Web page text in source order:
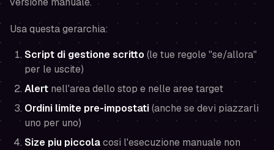
Usa questa gerarchia:
Script di gestione scritto(le tue regole "se/allora"
per le uscite)
Alert nell'area dello stop e nelle aree target
Ordini limite pre-impostati(anche se devi piazzarli
uno per uno)
Size piu piccolacosi l'esecuzione manuale non